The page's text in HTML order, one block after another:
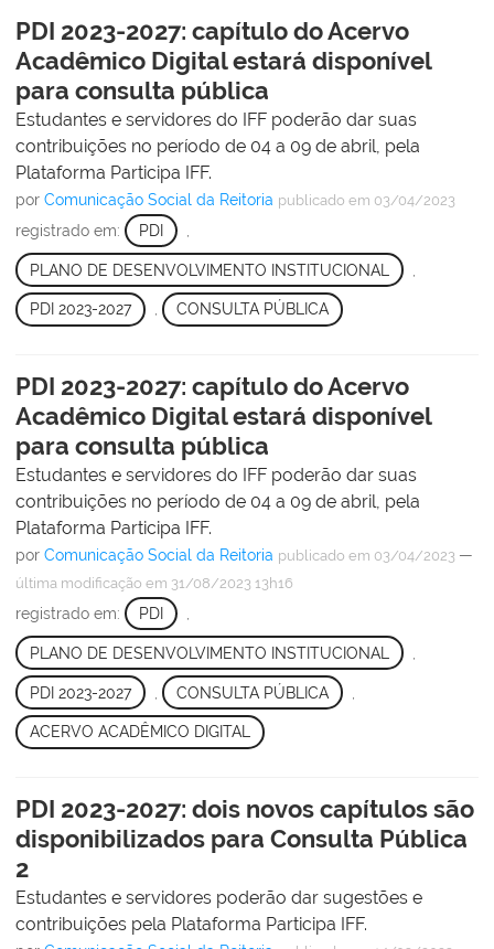
PDI 2023-2027: capítulo do Acervo
Acadêmico Digital estará disponível
para consulta pública
Estudantes e servidores do IFF poderão dar suas
contribuições no período de 04 a 09 de abril, pela
Plataforma Participa IFF.
por Comunicação Social da Reitoria publicado em 03/04/2023
registrado em: PDI
PLANO DE DESENVOLVIMENTO INSTITUCIONAL
PDI 2023-2027 , CONSULTA PÚBLICA
PDI 2023-2027: capítulo do Acervo
Acadêmico Digital estará disponível
para consulta pública
Estudantes e servidores do IFF poderão dar suas
contribuições no período de 04 a 09 de abril, pela
Plataforma Participa IFF.
por Comunicação Social da Reitoria publicado em 03/04/2023 —
última modificação em 31/08/2023 13h16
registrado em: PDI
PLANO DE DESENVOLVIMENTO INSTITUCIONAL
PDI 2023-2027 CONSULTA PÚBLICA
ACERVO ACADÊMICO DIGITAL
PDI 2023-2027: dois novos capítulos são
disponibilizados para Consulta Pública
2
Estudantes e servidores poderão dar sugestões e
contribuições pela Plataforma Participa IFF.